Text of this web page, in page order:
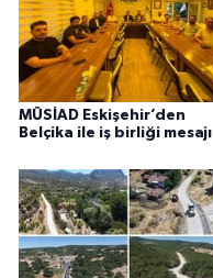
MÜSİAD Eskişehir’den
Belçika ile iş birliği mesajı